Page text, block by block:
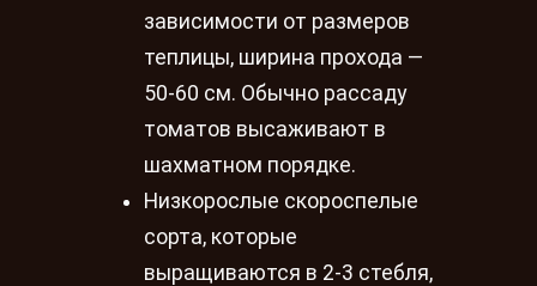
зависимости от размеров
теплицы, ширина прохода —
50-60 см. Обычно рассаду
томатов высаживают в
шахматном порядке.
Низкорослые скороспелые
сорта, которые
выращиваются в 2-3 стебля,